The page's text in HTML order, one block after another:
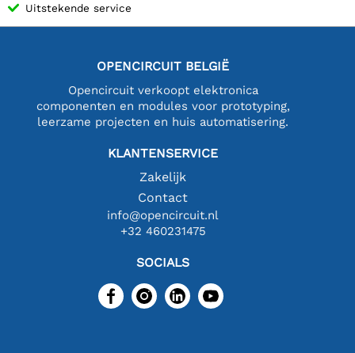
Uitstekende service
OPENCIRCUIT BELGIË
Opencircuit verkoopt elektronica
componenten en modules voor prototyping,
leerzame projecten en huis automatisering.
KLANTENSERVICE
Zakelijk
Contact
info@opencircuit.nl
+32 460231475
SOCIALS